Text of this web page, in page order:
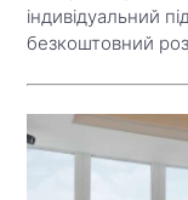
індивідуальний
безкоштовний